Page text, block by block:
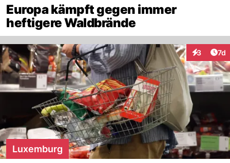
Europa kämpft gegen immer
heftigere Waldbrände
3 7d
Luxemburg